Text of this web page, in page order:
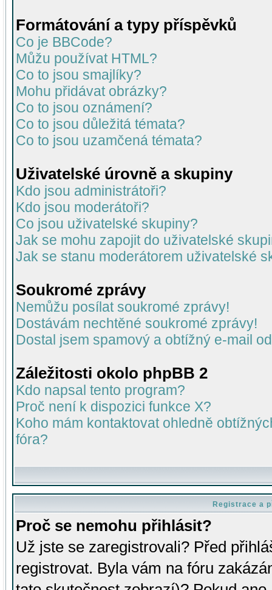
Formátování a typy příspěvků
Co je BBCode?
Můžu používat HTML?
Co to jsou smajlíky?
Mohu přidávat obrázky?
Co to jsou oznámení?
Co to jsou důležitá témata?
Co to jsou uzamčená témata?
Uživatelské úrovně a skupiny
Kdo jsou administrátoři?
Kdo jsou moderátoři?
Co jsou uživatelské skupiny?
Jak se mohu zapojit do uživatelské
Jak se stanu moderátorem uživatelské
Soukromé zprávy
Nemůžu posílat soukromé zprávy!
Dostávám nechtěné soukromé zprávy!
Dostal jsem spamový a obtížný e-mail
Záležitosti okolo phpBB 2
Kdo napsal tento program?
Proč není k dispozici funkce X?
Koho mám kontaktovat ohledně
fóra?
Registrace a
Proč se nemohu přihlásit?
Už jste se zaregistrovali? Před
registrovat. Byla vám na fóru